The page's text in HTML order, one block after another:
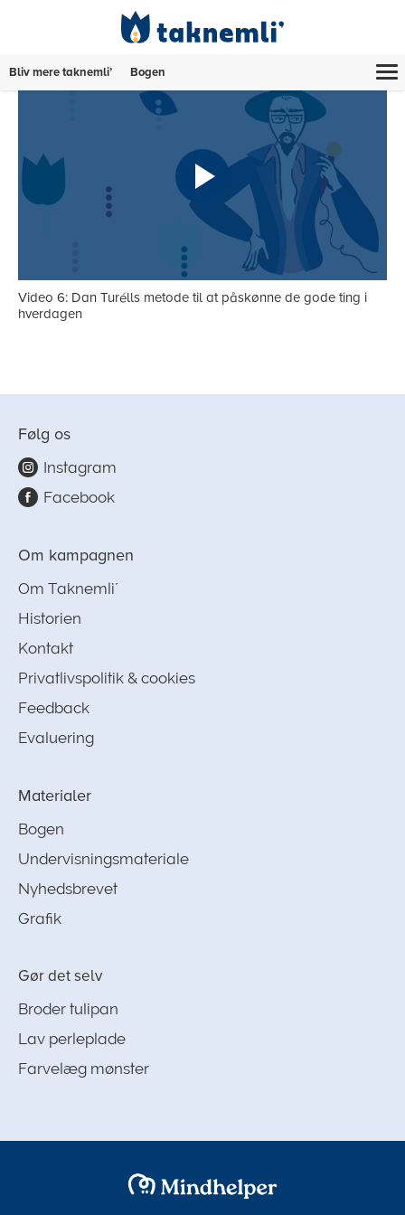
Bliv mere taknemli’ Bogen
Video 6: Dan Turélls metode til at påskønne de gode ting i
hverdagen
Om kampagnen
Om Taknemli´
Historien
Kontakt
Privatlivspolitik & cookies
Feedback
Evaluering
Materialer
Bogen
Undervisningsmateriale
Nyhedsbrevet
Grafik
Gør det selv
Broder tulipan
Lav perleplade
Farvelæg mønster
Følg os
Instagram
Facebook